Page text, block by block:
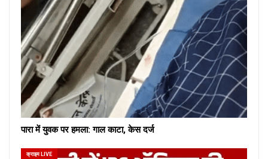
पारा में युवक पर हमला: गाल काटा, केस दर्ज
क्राइम LIVE